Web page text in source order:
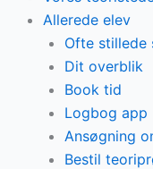
Allerede elev
Ofte stillede
Dit overblik
Book tid
Logbog app
Ansøgning
Bestil